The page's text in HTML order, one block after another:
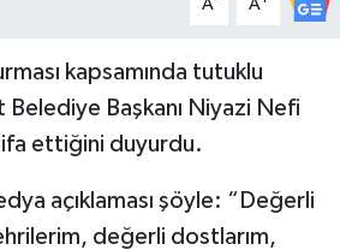
A A
kapsamında tutuklu
Belediye Başkanı Niyazi Nefi
ettiğini duyurdu.
açıklaması şöyle: “Değerli
değerli dostlarım,